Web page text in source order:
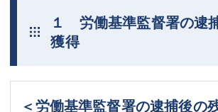
相続・遺言
企業法務
離婚（夫婦間トラブル）
労働問題（解雇，残業等）
１ 労働基準監督署の逮
獲得
＜労働基準監督署の逮捕後の